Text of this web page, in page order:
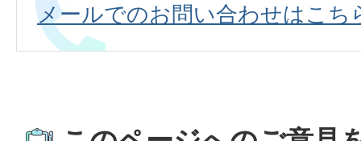
メールでのお問い合わせはこち